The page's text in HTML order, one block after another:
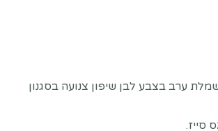
ערב בצבע לבן שיפון צנועה בסגנון
סייז.